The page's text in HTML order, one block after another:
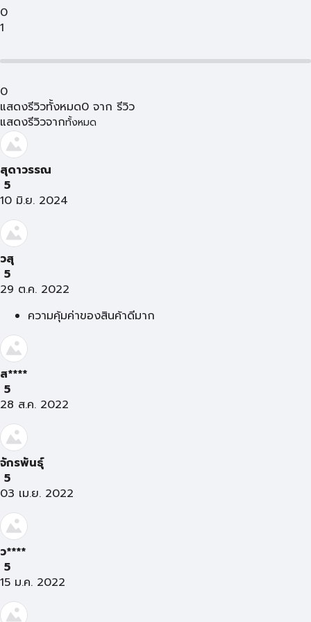
0
1
0
แสดงรีวิวทั้งหมด0 จาก รีวิว
แสดงรีวิวจากทั้งหมด
สุดาวรรณ
5
10 มิ.ย. 2024
วสุ
5
29 ต.ค. 2022
ความคุ้มค่าของสินค้าดีมาก
ส****
5
28 ส.ค. 2022
จักรพันธุ์
5
03 เม.ย. 2022
ว****
5
15 ม.ค. 2022